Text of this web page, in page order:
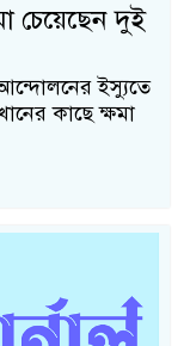
চেয়েছেন দুই
ইস্যুতে
কাছে ক্ষমা